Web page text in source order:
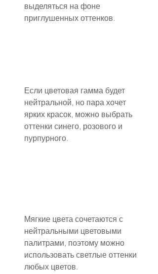
выделяться на фоне
приглушенных оттенков.
Если цветовая гамма будет
нейтральной, но пара хочет
ярких красок, можно выбрать
оттенки синего, розового и
пурпурного.
Мягкие цвета сочетаются с
нейтральными цветовыми
палитрами, поэтому можно
использовать светлые оттенки
любых цветов.